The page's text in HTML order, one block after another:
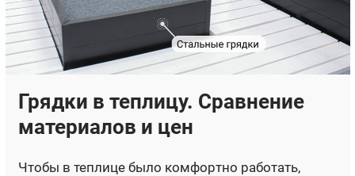
Грядки в теплицу. Сравнение
материалов и цен
Чтобы в теплице было комфортно работать,